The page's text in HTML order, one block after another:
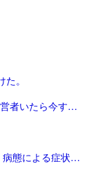
。
「三崎優太氏「『土日くらい休みたい』って経営者いたら今すぐ会社畳んだ方がいい」痛烈指摘に反響 - 芸能 : 日刊スポーツ」
「関節リウマチ患者の歯周病治療における効果 病態による症状改善の差異と早期治療の重要性を発表 | サンスター株式会社のプレスリリース」